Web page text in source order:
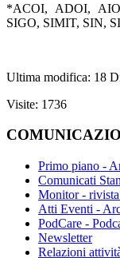
*ACOI, ADOI,
SIGO, SIMIT, SIN,
Ultima modifica: 18
Visite: 1736
Primo piano -
Comunicati
Monitor -
Atti Eventi -
PodCare -
Newsletter
Relazioni